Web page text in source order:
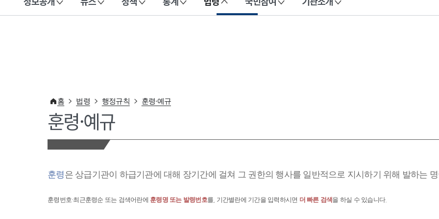
이 누리집은 대한민국 공식 전자정부 누리집입니다.
홈 법령 행정규칙 훈령·예규
훈령·예규
훈령은 상급기관이 하급기관에 대해 장기간에 걸쳐 그 권한의 행사를 일반적으로 지시하기 위해 발하는
훈령번호·최근훈령순 또는 검색어란에 훈령명 또는 발령번호를, 기간별란에 기간을 입력하시면 더 빠른 검색 을 하실 수 있습니다.